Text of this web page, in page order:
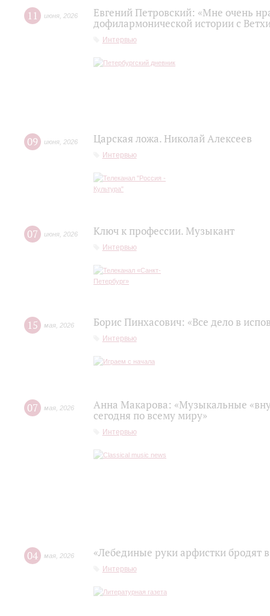
11 июня 2026
Евгений Петровский: «Мне очень
дофилармонической истории с
Интервью
09 июня 2026 Царская ложа. Николай Алексеев
Интервью
07 июня 2026 Ключ к профессии. Музыкант
Интервью
15 мая 2026 Борис Пинхасович: «Все дело в
Интервью
07 мая 2026
Анна Макарова: «Музыкальные
сегодня по всему миру»
Интервью
04 мая 2026 «Лебединые руки арфистки бродят
Интервью